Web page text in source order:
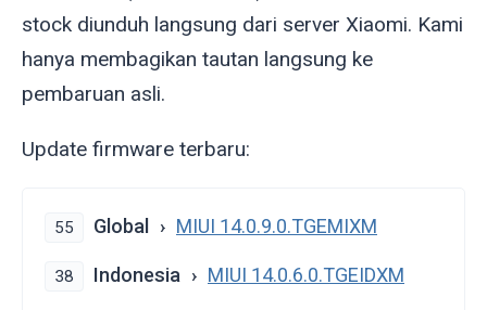
stock diunduh langsung dari server Xiaomi. Kami
hanya membagikan tautan langsung ke
pembaruan asli.
Update firmware terbaru:
55 Global MIUI 14.0.9.0.TGEMIXM
38 Indonesia MIUI 14.0.6.0.TGEIDXM